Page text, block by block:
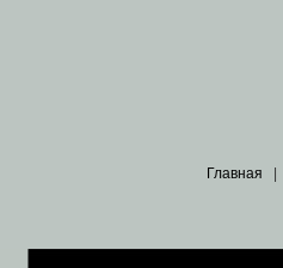
Главная